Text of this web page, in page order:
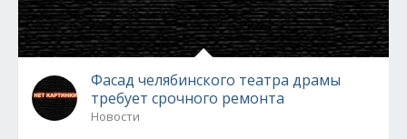
Фасад челябинского театра драмы
требует срочного ремонта
Новости